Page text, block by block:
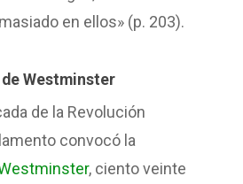
en ellos» (p. 203).
Westminster
de la Revolución
convocó la
, ciento veinte